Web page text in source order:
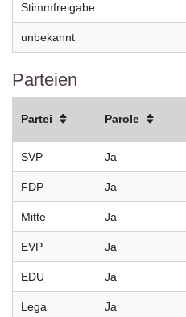
Stimmfreigabe
unbekannt
Parteien
Partei Parole
SVP Ja
FDP Ja
Mitte Ja
EVP Ja
EDU Ja
Lega Ja